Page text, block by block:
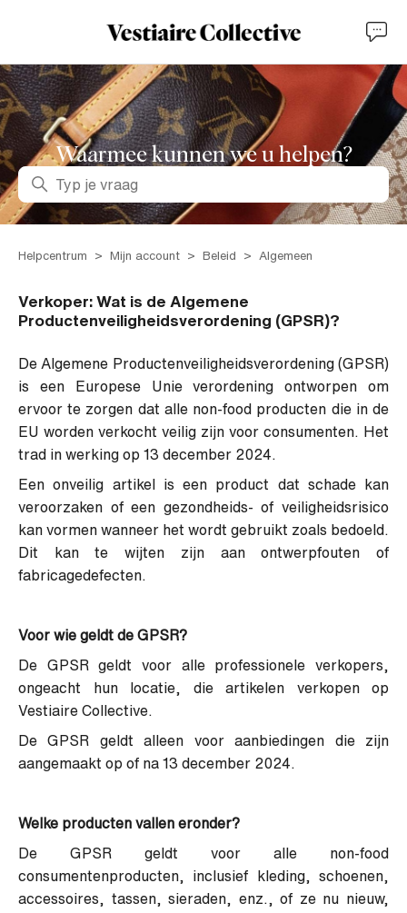
Waarmee kunnen we u helpen?
Zoeken
Helpcentrum Mijn account Beleid Algemeen
Verkoper: Wat is de Algemene
Productenveiligheidsverordening (GPSR)?
De Algemene Productenveiligheidsverordening (GPSR)
is een Europese Unie verordening ontworpen om
ervoor te zorgen dat alle non-food producten die in de
EU worden verkocht veilig zijn voor consumenten. Het
trad in werking op 13 december 2024.
Een onveilig artikel is een product dat schade kan
veroorzaken of een gezondheids- of veiligheidsrisico
kan vormen wanneer het wordt gebruikt zoals bedoeld.
Dit kan te wijten zijn aan ontwerpfouten of
fabricagedefecten.
Voor wie geldt de GPSR?
De GPSR geldt voor alle professionele verkopers,
ongeacht hun locatie, die artikelen verkopen op
Vestiaire Collective.
De GPSR geldt alleen voor aanbiedingen die zijn
aangemaakt op of na 13 december 2024.
Welke producten vallen eronder?
De GPSR geldt voor alle non-food
consumentenproducten, inclusief kleding, schoenen,
accessoires, tassen, sieraden, enz., of ze nu nieuw,